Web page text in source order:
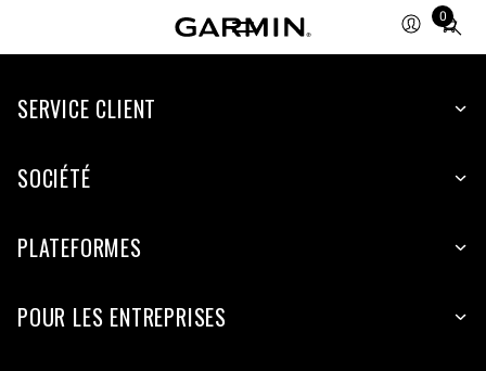
0
Total
items
cart:
SERVICE CLIENT
SOCIÉTÉ
PLATEFORMES
POUR LES ENTREPRISES